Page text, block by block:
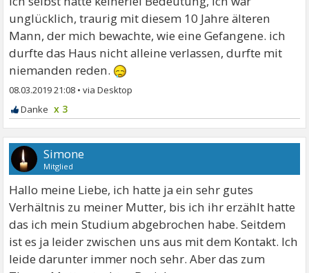
unglücklich, traurig mit diesem 10 Jahre älteren
Mann, der mich bewachte, wie eine Gefangene. ich
durfte das Haus nicht alleine verlassen, durfte mit
niemanden reden.
08.03.2019 21:08 •
x 3
Simone
Mitglied
Hallo meine Liebe, ich hatte ja ein sehr gutes
Verhältnis zu meiner Mutter, bis ich ihr erzählt hatte
das ich mein Studium abgebrochen habe. Seitdem
ist es ja leider zwischen uns aus mit dem Kontakt. Ich
leide darunter immer noch sehr. Aber das zum